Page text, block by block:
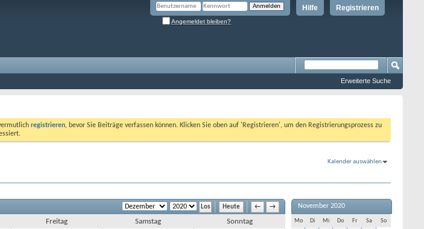
Registrieren
Hilfe
Angemeldet bleiben?
Erweiterte Suche
registrieren, bevor Sie Beiträge verfassen können. Klicken Sie oben auf 'Registrieren', um den Registrierungsprozess zu
Kalender auswählen
Heute ← →
Freitag Samstag Sonntag
November 2020
Mo Di Mi Do Fr Sa So